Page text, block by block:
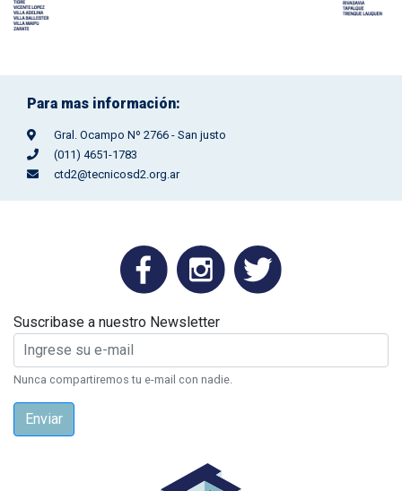
Para mas información:
Gral. Ocampo Nº 2766 - San justo
(011) 4651-1783
ctd2@tecnicosd2.org.ar
Suscribase a nuestro Newsletter
Nunca compartiremos tu e-mail con nadie.
Enviar